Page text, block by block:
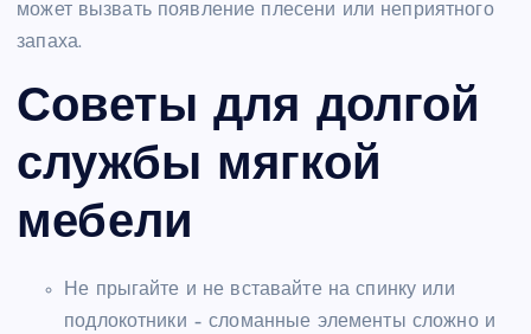
может вызвать появление плесени или неприятного
запаха.
Советы для долгой
службы мягкой
мебели
Не прыгайте и не вставайте на спинку или
подлокотники – сломанные элементы сложно и